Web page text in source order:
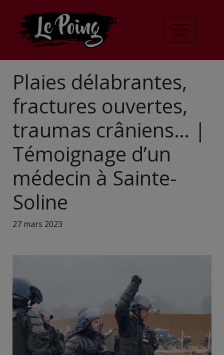
Plaies délabrantes,
fractures ouvertes,
traumas crâniens… |
Témoignage d’un
médecin à Sainte-
Soline
27 mars 2023